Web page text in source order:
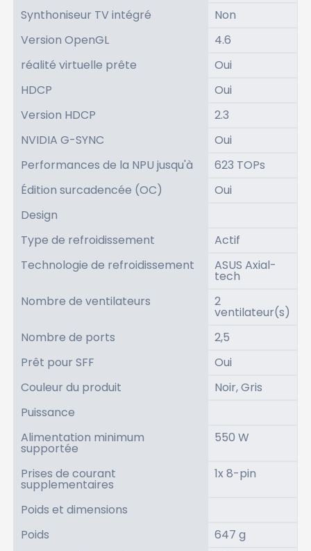
Synthoniseur TV intégré
Non
Version OpenGL
4.6
réalité virtuelle prête
Oui
HDCP
Oui
Version HDCP
2.3
NVIDIA G-SYNC
Oui
Performances de la NPU jusqu'à
623 TOPs
Édition surcadencée (OC)
Oui
Design
Type de refroidissement
Actif
Technologie de refroidissement
ASUS Axial-
tech
Nombre de ventilateurs
2
ventilateur(s)
Nombre de ports
2,5
Prêt pour SFF
Oui
Couleur du produit
Noir, Gris
Puissance
Alimentation minimum
supportée
550 W
Prises de courant
supplementaires
1x 8-pin
Poids et dimensions
Poids
647 g